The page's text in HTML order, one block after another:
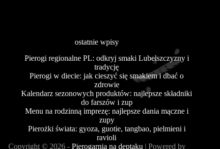
ostatnie wpisy
Pierogi regionalne PL: odkryj smaki Lubelszczyzny i
tradycję
Pierogi w diecie: jak cieszyć się smakiem i dbać o
zdrowie
Kalendarz sezonowych produktów: najlepsze składniki
do farszów i zup
Menu na rodzinną imprezę: najlepsze dania mączne i
zupy
Pierożki świata: gyoza, guotie, tangbao, pielmieni i
ravioli
Copyright © 2026 - Pierogarnia na deptaku | Powered by